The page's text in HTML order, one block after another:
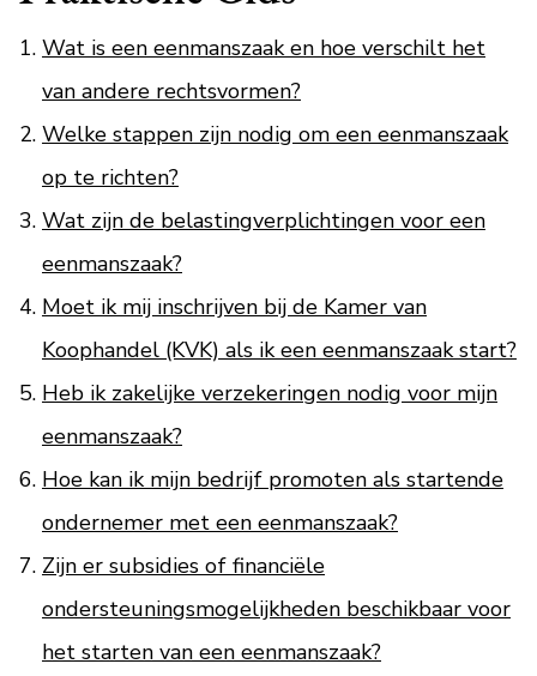
Wat is een eenmanszaak en hoe verschilt het
van andere rechtsvormen?
Welke stappen zijn nodig om een eenmanszaak
op te richten?
Wat zijn de belastingverplichtingen voor een
eenmanszaak?
Moet ik mij inschrijven bij de Kamer van
Koophandel (KVK) als ik een eenmanszaak start?
Heb ik zakelijke verzekeringen nodig voor mijn
eenmanszaak?
Hoe kan ik mijn bedrijf promoten als startende
ondernemer met een eenmanszaak?
Zijn er subsidies of financiële
ondersteuningsmogelijkheden beschikbaar voor
het starten van een eenmanszaak?